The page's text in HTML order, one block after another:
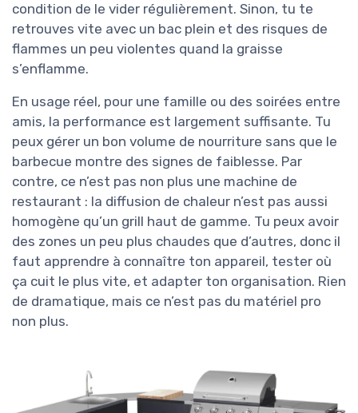
condition de le vider régulièrement. Sinon, tu te
retrouves vite avec un bac plein et des risques de
flammes un peu violentes quand la graisse
s’enflamme.
En usage réel, pour une famille ou des soirées entre
amis, la performance est largement suffisante. Tu
peux gérer un bon volume de nourriture sans que le
barbecue montre des signes de faiblesse. Par
contre, ce n’est pas non plus une machine de
restaurant : la diffusion de chaleur n’est pas aussi
homogène qu’un grill haut de gamme. Tu peux avoir
des zones un peu plus chaudes que d’autres, donc il
faut apprendre à connaître ton appareil, tester où
ça cuit le plus vite, et adapter ton organisation. Rien
de dramatique, mais ce n’est pas du matériel pro
non plus.